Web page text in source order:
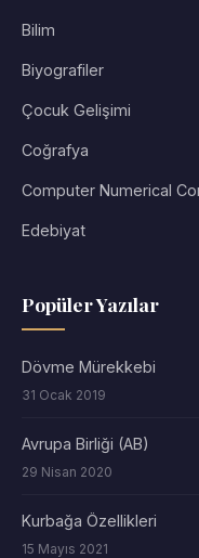
Bilim
Biyografiler
Çocuk Gelişimi
Coğrafya
Computer Numerical
Edebiyat
Popüler Yazılar
Dövme Mürekkebi
31 Ocak 2019
Avrupa Birliği (AB)
29 Nisan 2020
Kurbağa Özellikleri
15 Mayıs 2021